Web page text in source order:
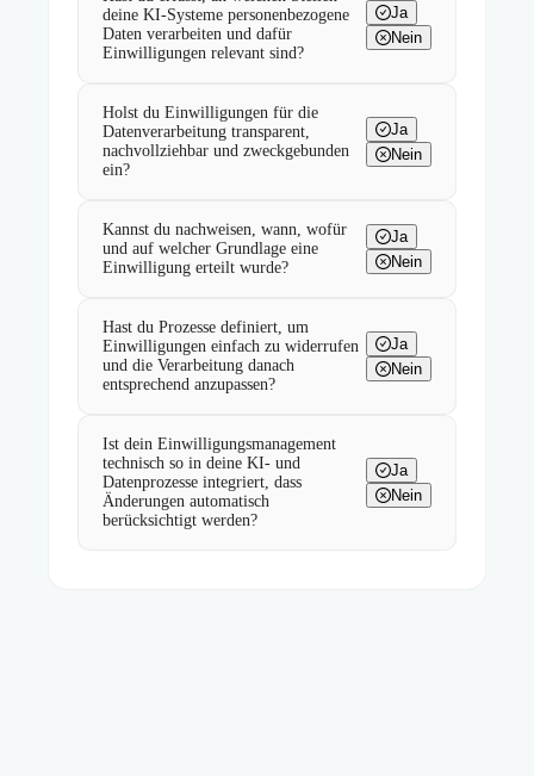
deine KI-Systeme personenbezogene
Daten verarbeiten und dafür
Einwilligungen relevant sind?
Ja
Nein
Holst du Einwilligungen für die
Datenverarbeitung transparent,
nachvollziehbar und zweckgebunden
ein?
Ja
Nein
Kannst du nachweisen, wann, wofür
und auf welcher Grundlage eine
Einwilligung erteilt wurde?
Ja
Nein
Hast du Prozesse definiert, um
Einwilligungen einfach zu widerrufen
und die Verarbeitung danach
entsprechend anzupassen?
Ja
Nein
Ist dein Einwilligungsmanagement
technisch so in deine KI- und
Datenprozesse integriert, dass
Änderungen automatisch
berücksichtigt werden?
Ja
Nein